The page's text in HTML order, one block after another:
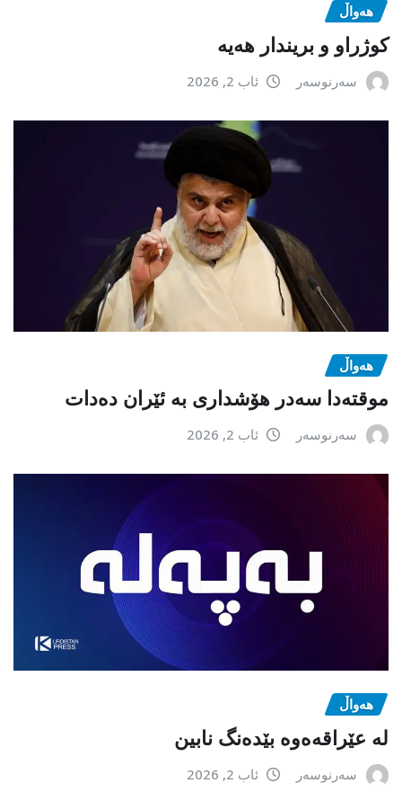
هەواڵ
كوژراو و بریندار هەیە
سەرنوسەر ئاب 2, 2026
هەواڵ
موقتەدا سەدر هۆشداری بە ئێران دەدات
سەرنوسەر ئاب 2, 2026
هەواڵ
لە عێراقەەوە بێدەنگ نابین
سەرنوسەر ئاب 2, 2026